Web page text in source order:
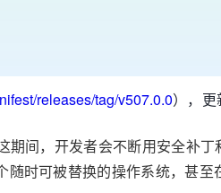
releases/tag/v507.0.0），
间，开发者会不断用安全补
时可被替换的操作系统，甚至